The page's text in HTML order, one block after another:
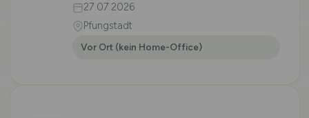
27.07.2026
Pfungstadt
Vor Ort (kein Home-Office)